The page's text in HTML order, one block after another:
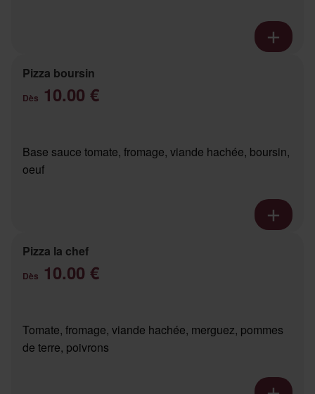
Pizza boursin
Dès 10.00 €
Base sauce tomate, fromage, viande hachée, boursin,
oeuf
Pizza la chef
Dès 10.00 €
Tomate, fromage, viande hachée, merguez, pommes
de terre, poivrons